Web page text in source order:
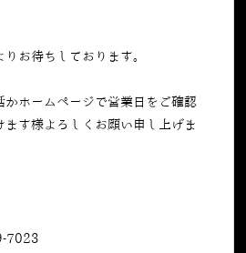
お待ちしております。
ホームページで営業日をご確認
ます様よろしくお願い申し上げま
7023